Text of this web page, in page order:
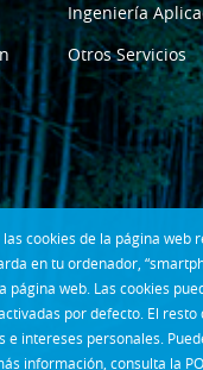
cookies de la página web
en tu ordenador,
web. Las cookies
por defecto. El
intereses personales.
información, consulta la
Ingeniería
Otros Servicios